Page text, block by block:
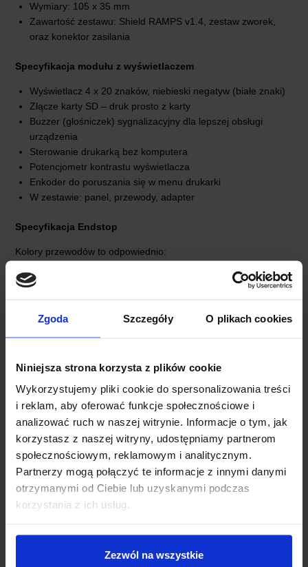
Zgoda Szczegóły O plikach cookies
Niniejsza strona korzysta z plików cookie
Wykorzystujemy pliki cookie do spersonalizowania treści
i reklam, aby oferować funkcje społecznościowe i
analizować ruch w naszej witrynie. Informacje o tym, jak
korzystasz z naszej witryny, udostępniamy partnerom
społecznościowym, reklamowym i analitycznym.
Partnerzy mogą połączyć te informacje z innymi danymi
otrzymanymi od Ciebie lub uzyskanymi podczas
korzystania z ich usług.
Zezwól na wszystkie
Wymiary: 105 x 35 mm
Zawartość zestawu: Shield RAMPS v1.4, zestaw zworek,
oraz konektor zasilania
Specyfikacja modułu z wyświetlaczem
Wyświetlacz 4 x 20 znaków, niebieski negatyw (białe znaki)
Złącze karty SD – druk prosto z karty
Buzzer (głośniczek) sygnalizacyjny dla lepszej obsługi
urządzenia
Sterowanie drukarką bez komputera
Potencjometr kontrastu wyświetlacza
Enkoder do poruszania się w menu drukarki
W zestawie: panel, przewody, adapter
Specyfikacja Endstop
Kolory przewodów to odpowiednio:
Czerwony: VCC
Specyfikacja Stepstick A4988
Prąd ciągły na cewkę silnika: 2 A (chłodzenie aktywne)
Prąd ciągły na cewkę silnika: 1,2 A (chłodzenie pasywne)
Rozdzielczość: 1, 1/2, 1/4, 1/8, 1/16 kroku
Podłączanie i odłączanie silnika, podczas gdy sterownik jest
włączony może uszkodzić układ.
Radiator w zestawie
Github projektu Marlin